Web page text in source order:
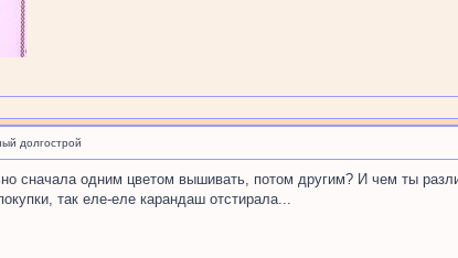
долгострой
сначала одним цветом вышивать, потом другим? И чем ты
так еле-еле карандаш отстирала...